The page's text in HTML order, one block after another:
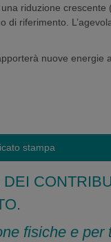
riduzione
riferimento.
nuove
stampa
fisiche e